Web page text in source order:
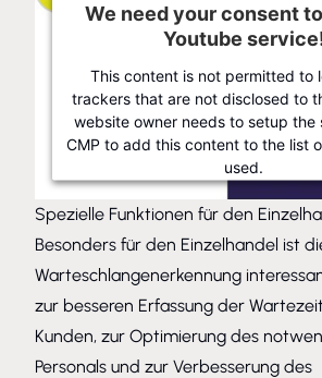
We need your consent
Youtube
This content is not permitted to
trackers that are not disclosed to
website owner needs to setup the
CMP to add this content to the list
used.
Powered byUsercentrics Consent
Spezielle Funktionen für den
Besonders für den Einzelhandel ist
Warteschlangenerkennung
zur besseren Erfassung der
Kunden, zur Optimierung des
Personals und zur Verbesserung des